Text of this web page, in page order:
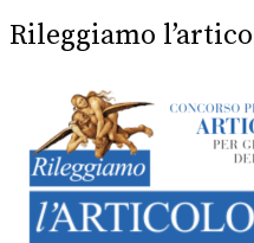
Rileggiamo